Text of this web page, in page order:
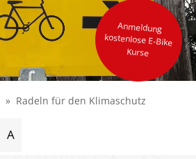
Anmeldung
kostenlose E-Bike
Kurse
Radeln für den Klimaschutz
A